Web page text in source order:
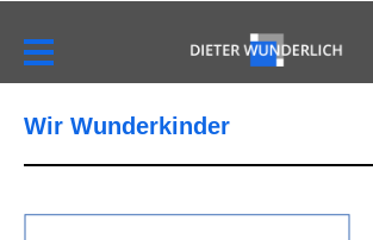
Wir Wunderkinder